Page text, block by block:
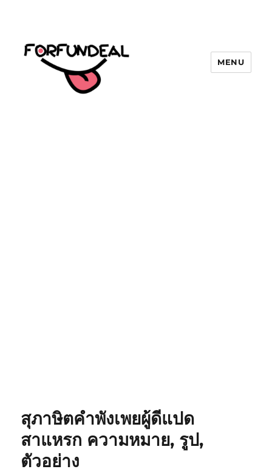
MENU
สุภาษิตคำพังเพยผู้ดีแปด
สาแหรก ความหมาย, รูป,
ตัวอย่าง